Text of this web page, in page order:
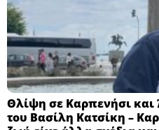
Θλίψη σε Καρπενήσι και
του Βασίλη Κατσίκη –